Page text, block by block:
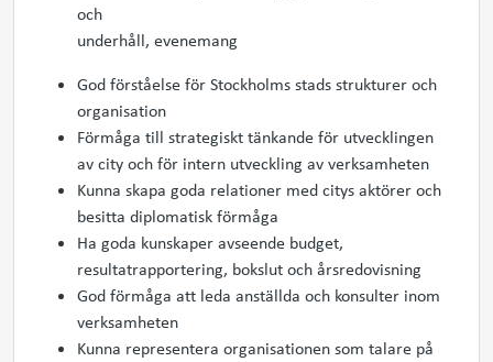
och
underhåll, evenemang
God förståelse för Stockholms stads strukturer och
organisation
Förmåga till strategiskt tänkande för utvecklingen
av city och för intern utveckling av verksamheten
Kunna skapa goda relationer med citys aktörer och
besitta diplomatisk förmåga
Ha goda kunskaper avseende budget,
resultatrapportering, bokslut och årsredovisning
God förmåga att leda anställda och konsulter inom
verksamheten
Kunna representera organisationen som talare på